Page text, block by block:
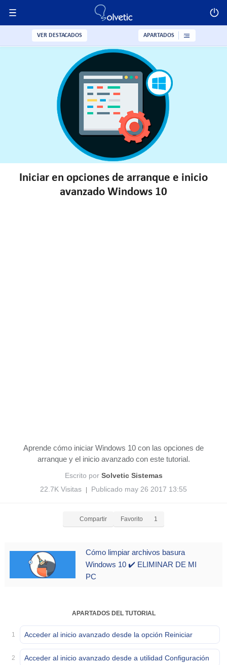
Iniciar en opciones de arranque e inicio
avanzado Windows 10
Aprende cómo iniciar Windows 10 con las opciones de
arranque y el inicio avanzado con este tutorial.
Escrito por Solvetic Sistemas
22.7K Visitas
Publicado may 26 2017 13:55
Compartir Favorito 1
Cómo limpiar archivos basura
Windows 10 ✔️ ELIMINAR DE MI
PC
APARTADOS DEL TUTORIAL
1 Acceder al inicio avanzado desde la opción Reiniciar
2 Acceder al inicio avanzado desde a utilidad Configuración
VER DESTACADOS APARTADOS